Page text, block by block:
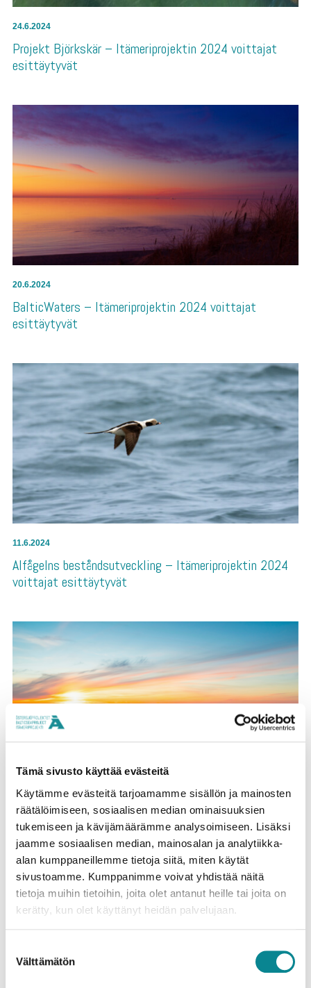
Tämä sivusto käyttää evästeitä
Käytämme evästeitä tarjoamamme sisällön ja mainosten
räätälöimiseen, sosiaalisen median ominaisuuksien
tukemiseen ja kävijämäärämme analysoimiseen. Lisäksi
jaamme sosiaalisen median, mainosalan ja analytiikka-
alan kumppaneillemme tietoja siitä, miten käytät
sivustoamme. Kumppanimme voivat yhdistää näitä
tietoja muihin tietoihin, joita olet antanut heille tai joita on
kerätty, kun olet käyttänyt heidän palvelujaan.
valinta
Välttämätön
24.6.2024
Projekt Björkskär – Itämeriprojektin 2024 voittajat
esittäytyvät
20.6.2024
BalticWaters – Itämeriprojektin 2024 voittajat
esittäytyvät
11.6.2024
Alfågelns beståndsutveckling – Itämeriprojektin 2024
voittajat esittäytyvät
30.5.2024
Minun mereni – Itämeriprojektin 2024 voittajat
esittäytyvät